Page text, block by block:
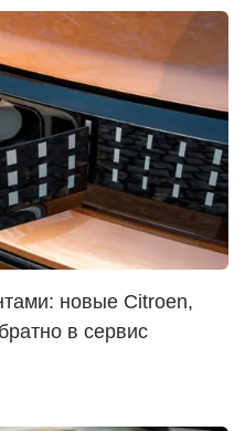
новые Citroen,
в сервис